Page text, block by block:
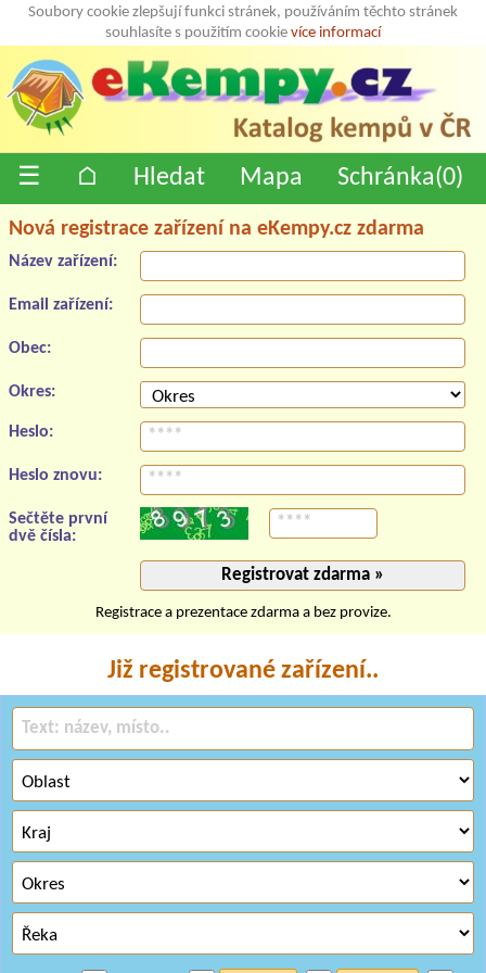
Soubory cookie zlepšují funkci stránek, používáním těchto stránek
souhlasíte s použitím cookie více informací
☰ ⌂ Hledat Mapa Schránka(0)
Nová registrace zařízení na eKempy.cz zdarma
Název zařízení:
Email zařízení:
Obec:
Okres:
Heslo:
Heslo znovu:
Sečtěte první
dvě čísla:
Registrace a prezentace zdarma a bez provize.
Již registrované zařízení..